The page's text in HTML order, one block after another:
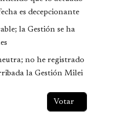
es decepcionante
la Gestión se ha
no he registrado
la Gestión Milei